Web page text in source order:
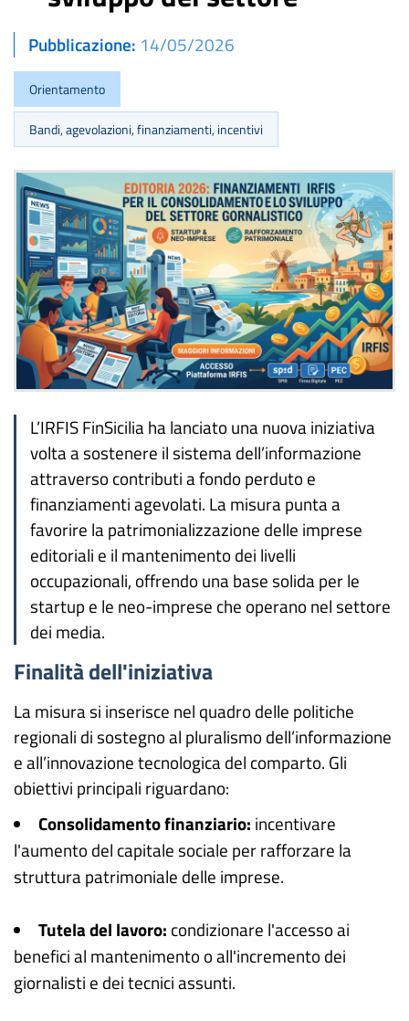
Pubblicazione 14/05/2026
Orientamento
Bandi, agevolazioni, finanziamenti, incentivi
L’IRFIS FinSicilia ha lanciato una nuova iniziativa
volta a sostenere il sistema dell’informazione
attraverso contributi a fondo perduto e
finanziamenti agevolati. La misura punta a
favorire la patrimonializzazione delle imprese
editoriali e il mantenimento dei livelli
occupazionali, offrendo una base solida per le
startup e le neo-imprese che operano nel settore
dei media.
Finalità dell'iniziativa
La misura si inserisce nel quadro delle politiche
regionali di sostegno al pluralismo dell’informazione
e all’innovazione tecnologica del comparto. Gli
obiettivi principali riguardano:
Consolidamento finanziario: incentivare
l'aumento del capitale sociale per rafforzare la
struttura patrimoniale delle imprese.
Tutela del lavoro: condizionare l'accesso ai
benefici al mantenimento o all'incremento dei
giornalisti e dei tecnici assunti.